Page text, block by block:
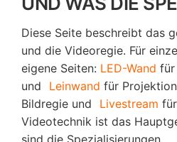
Diese Seite beschreibt das
und die Videoregie. Für
eigene Seiten: LED-Wand für
und
Leinwand für
Bildregie und
Livestream
Videotechnik ist das